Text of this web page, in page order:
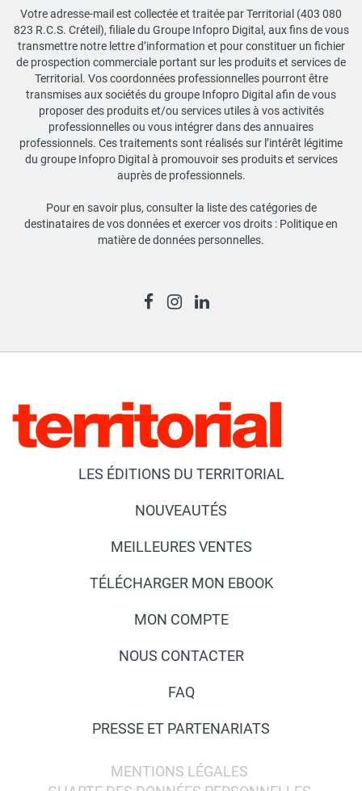
Votre adresse-mail est collectée et traitée par Territorial (403 080
823 R.C.S. Créteil), filiale du Groupe Infopro Digital, aux fins de vous
transmettre notre lettre d’information et pour constituer un fichier
de prospection commerciale portant sur les produits et services de
Territorial. Vos coordonnées professionnelles pourront être
transmises aux sociétés du groupe Infopro Digital afin de vous
proposer des produits et/ou services utiles à vos activités
professionnelles ou vous intégrer dans des annuaires
professionnels. Ces traitements sont réalisés sur l’intérêt légitime
du groupe Infopro Digital à promouvoir ses produits et services
auprès de professionnels.
Pour en savoir plus, consulter la liste des catégories de
destinataires de vos données et exercer vos droits : Politique en
matière de données personnelles.
LES ÉDITIONS DU TERRITORIAL
NOUVEAUTÉS
MEILLEURES VENTES
TÉLÉCHARGER MON EBOOK
MON COMPTE
NOUS CONTACTER
FAQ
PRESSE ET PARTENARIATS
MENTIONS LÉGALES